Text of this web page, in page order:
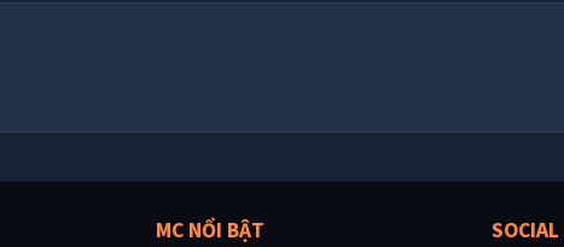
MC NỔI BẬT SOCIAL